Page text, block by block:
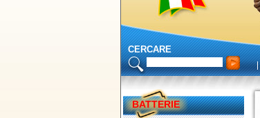
CERCARE
BATTERIE